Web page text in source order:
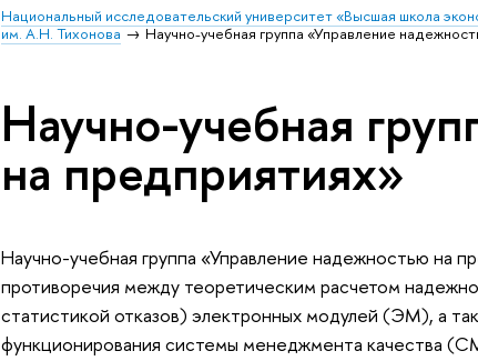
Национальный исследовательский университет «Высшая школа
им. А.Н. Тихонова
Научно-учебная группа «Управление
Научно-учебная
на предприятиях»
Научно-учебная группа «Управление надежностью на
противоречия между теоретическим расчетом
статистикой отказов) электронных модулей (ЭМ), а
функционирования системы менеджмента качества